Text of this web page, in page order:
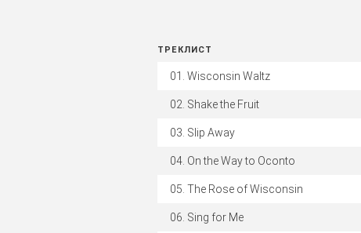
ТРЕКЛИСТ
Wisconsin Waltz
Shake the Fruit
Slip Away
On the Way to Oconto
The Rose of Wisconsin
Sing for Me